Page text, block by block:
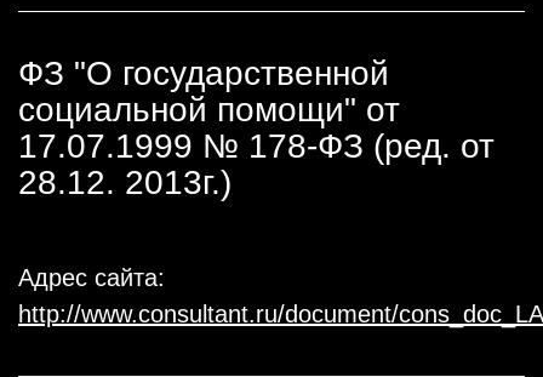
ФЗ "О государственной
социальной помощи" от
17.07.1999 № 178-ФЗ (ред. от
28.12. 2013г.)
Адрес сайта:
http://www.consultant.ru/document/